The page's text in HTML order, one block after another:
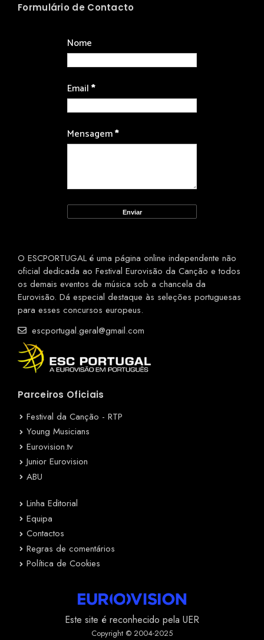
Formulário de Contacto
Nome
Email*
Mensagem*
O ESCPORTUGAL é uma página online independente não
oficial dedicada ao Festival Eurovisão da Canção e todos
os demais eventos de música sob a chancela da
Eurovisão. Dá especial destaque às seleções portuguesas
para esses concursos europeus.
escportugal.geral@gmail.com
Parceiros Oficiais
Festival da Canção - RTP
Young Musicians
Eurovision.tv
Junior Eurovision
ABU
Linha Editorial
Equipa
Contactos
Regras de comentários
Política de Cookies
Este site é reconhecido pela UER
Copyright © 2004-2025